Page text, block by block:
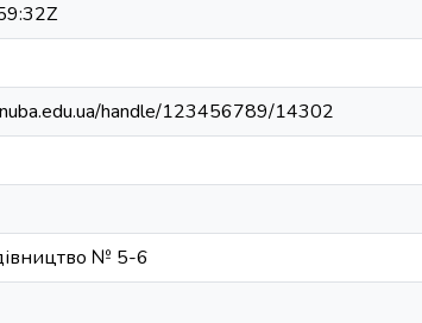
handle/123456789/14302
№ 5-6